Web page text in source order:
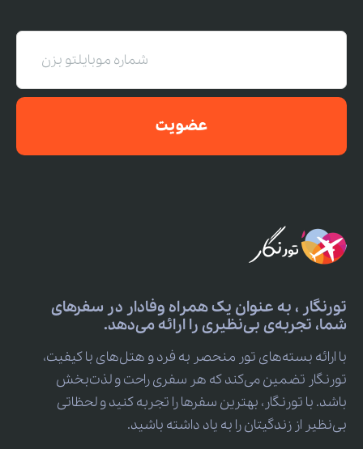
عضویت
تورنگار ، به عنوان یک همراه وفادار در سفرهای
شما، تجربه‌ی بی‌نظیری را ارائه می‌دهد.
با ارائه بسته‌های تور منحصر به فرد و هتل‌های با کیفیت،
تورنگار تضمین می‌کند که هر سفری راحت و لذت‌بخش
باشد. با تورنگار، بهترین سفرها را تجربه کنید و لحظاتی
بی‌نظیر از زندگیتان را به یاد داشته باشید.